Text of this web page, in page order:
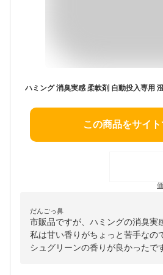
この商品をサイ
だんごっ鼻
市販品ですが、ハミングの消臭実
私は甘い香りがちょっと苦手なの
シュグリーンの香りが良かったで